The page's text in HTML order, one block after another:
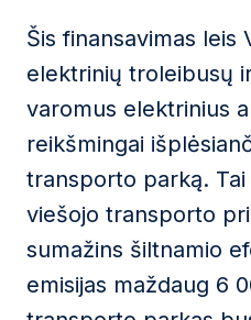
Šis finansavimas leis
elektrinių troleibusų
varomus elektrinius
reikšmingai
transporto parką.
viešojo transporto
sumažins šiltnamio
emisijas maždaug 6